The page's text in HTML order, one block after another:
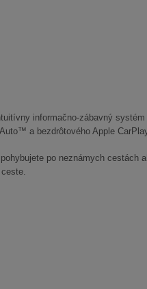
informačno-zábavný
a bezdrôtového Apple
po neznámych cestách